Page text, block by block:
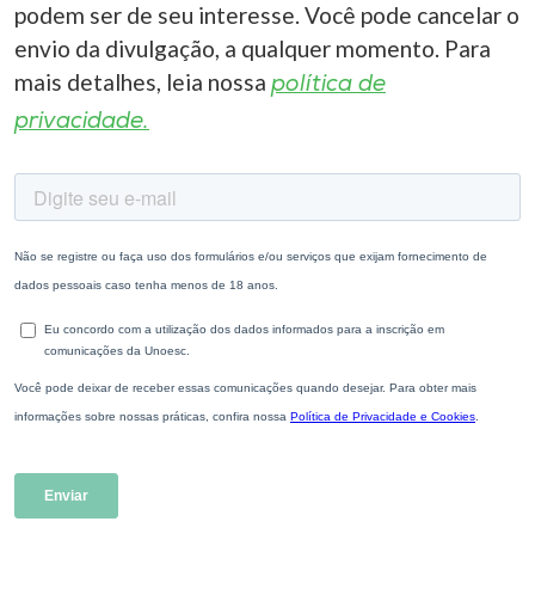
podem ser de seu interesse. Você pode cancelar o
envio da divulgação, a qualquer momento. Para
mais detalhes, leia nossa política de
privacidade.